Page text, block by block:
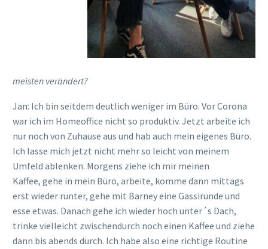
meisten verändert?
Jan: Ich bin seitdem deutlich weniger im Büro. Vor Corona
war ich im Homeoffice nicht so produktiv. Jetzt arbeite ich
nur noch von Zuhause aus und hab auch mein eigenes Büro.
Ich lasse mich jetzt nicht mehr so leicht von meinem
Umfeld ablenken. Morgens ziehe ich mir meinen
Kaffee, gehe in mein Büro, arbeite, komme dann mittags
erst wieder runter, gehe mit Barney eine Gassirunde und
esse etwas. Danach gehe ich wieder hoch unter´s Dach,
trinke vielleicht zwischendurch noch einen Kaffee und ziehe
dann bis abends durch. Ich habe also eine richtige Routine